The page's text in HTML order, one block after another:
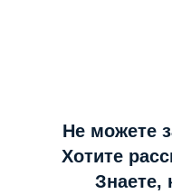
Не можете
Хотите
Знаете,